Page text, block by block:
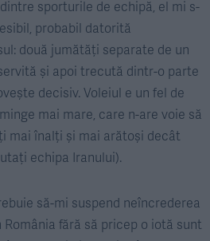
sporturile de echipă, el mi s-
probabil datorită
două jumătăți separate de un
și apoi trecută dintr-o parte
decisiv. Voleiul e un fel de
mai mare, care n-are voie să
mai înalți și mai arătoși decât
echipa Iranului).
să-mi suspend neîncrederea
fără să pricep o iotă sunt